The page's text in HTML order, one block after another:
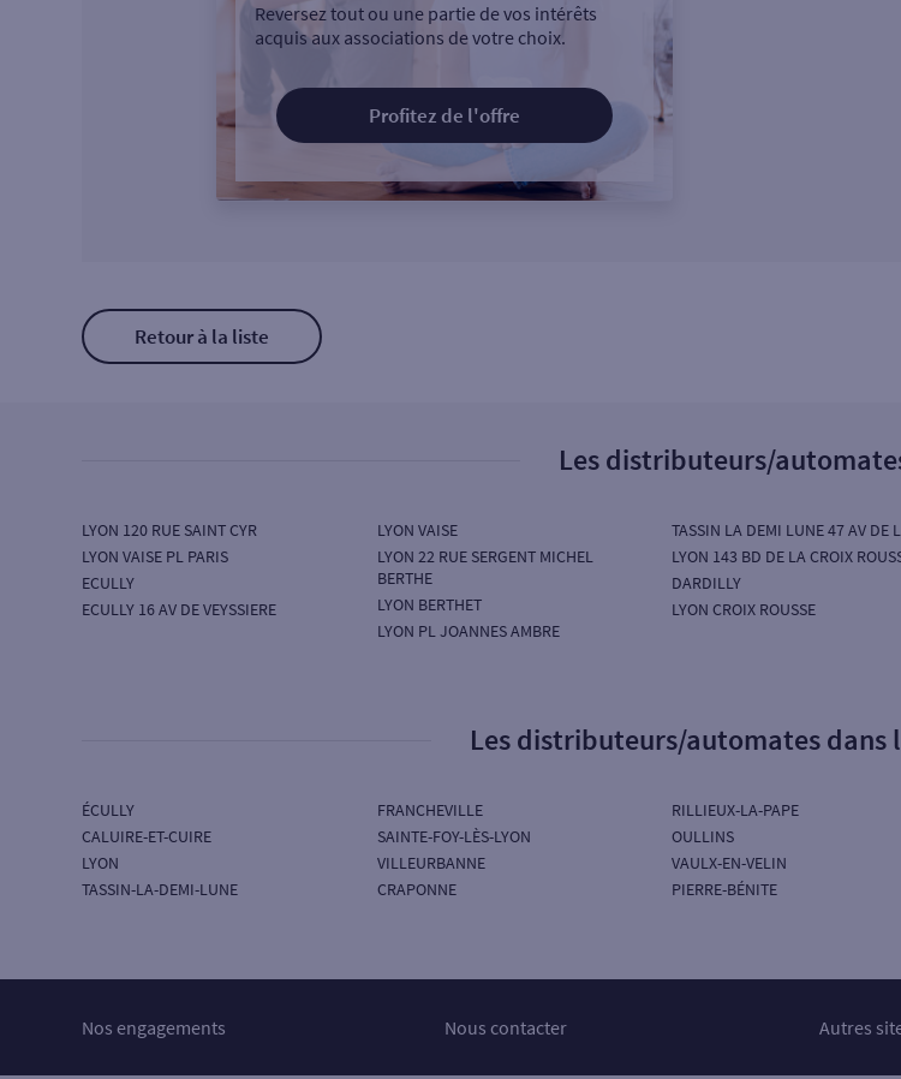
Reversez tout ou une partie de vos intérêts
acquis aux associations de votre choix.
Profitez de l'offre
Retour à la liste
Les distributeurs/
LYON 120 RUE SAINT CYR
LYON VAISE PL PARIS
ECULLY
ECULLY 16 AV DE VEYSSIERE
LYON VAISE
LYON 22 RUE SERGENT MICHEL
BERTHE
LYON BERTHET
LYON PL JOANNES AMBRE
TASSIN LA DEMI LUNE 47 AV DE
LYON 143 BD DE LA CROIX
DARDILLY
LYON CROIX ROUSSE
Les distributeurs/automates dans
ÉCULLY
CALUIRE-ET-CUIRE
LYON
TASSIN-LA-DEMI-LUNE
FRANCHEVILLE
SAINTE-FOY-LÈS-LYON
VILLEURBANNE
CRAPONNE
RILLIEUX-LA-PAPE
OULLINS
VAULX-EN-VELIN
PIERRE-BÉNITE
Nos engagements Nous contacter Autres